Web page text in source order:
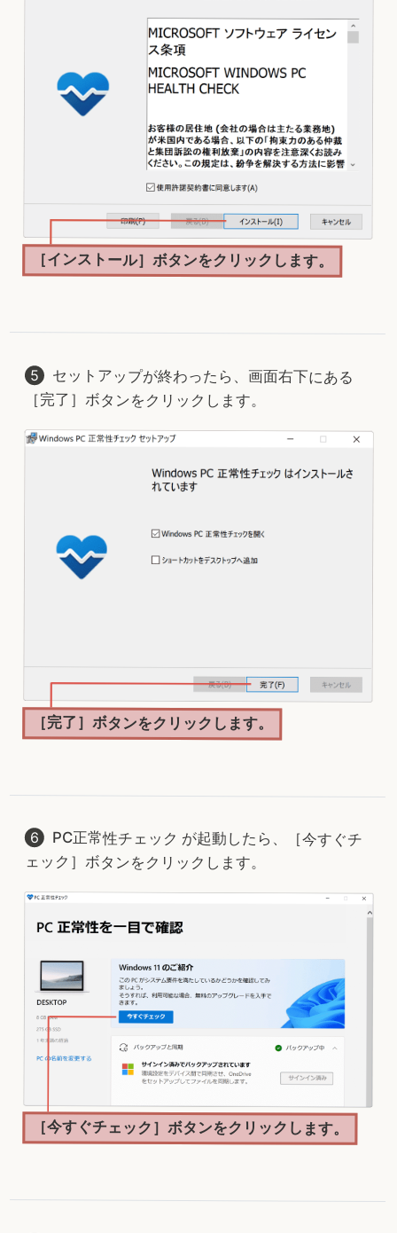
［インストール］ボタンをクリックします。
セットアップが終わったら、画面右下にある
［完了］ボタンをクリックします。
［完了］ボタンをクリックします。
PC正常性チェック が起動したら、［今すぐチ
ェック］ボタンをクリックします。
［今すぐチェック］ボタンをクリックします。